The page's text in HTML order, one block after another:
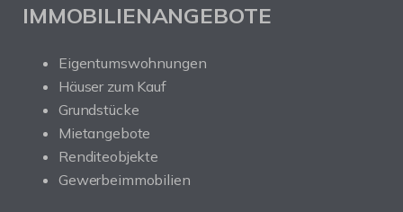
IMMOBILIENANGEBOTE
Eigentumswohnungen
Häuser zum Kauf
Grundstücke
Mietangebote
Renditeobjekte
Gewerbeimmobilien